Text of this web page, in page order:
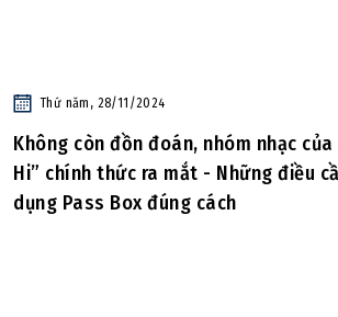
Thứ năm, 28/11/2024
Không còn đồn đoán, nhóm nhạc
Hi” chính thức ra mắt - Những điều
dụng Pass Box đúng cách